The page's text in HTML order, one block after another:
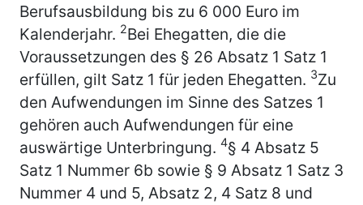
Berufsausbildung bis zu 6 000 Euro im
Kalenderjahr. 2Bei Ehegatten, die die
Voraussetzungen des § 26 Absatz 1 Satz 1
erfüllen, gilt Satz 1 für jeden Ehegatten. 3Zu
den Aufwendungen im Sinne des Satzes 1
gehören auch Aufwendungen für eine
auswärtige Unterbringung. 4§ 4 Absatz 5
Satz 1 Nummer 6b sowie § 9 Absatz 1 Satz 3
Nummer 4 und 5, Absatz 2, 4 Satz 8 und